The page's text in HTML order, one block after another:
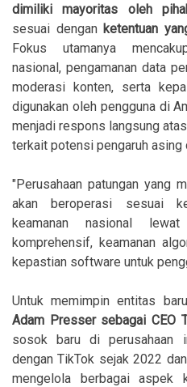
dimiliki mayoritas oleh
sesuai dengan ketentuan
Fokus utamanya
nasional, pengamanan data
moderasi konten, serta
digunakan oleh pengguna di
menjadi respons langsung
terkait potensi pengaruh asing
"Perusahaan patungan yang
akan beroperasi sesuai
keamanan nasional
komprehensif, keamanan
kepastian software untuk
Untuk memimpin entitas
Adam Presser sebagai CEO
sosok baru di perusahaan
dengan TikTok sejak 2022
mengelola berbagai aspek